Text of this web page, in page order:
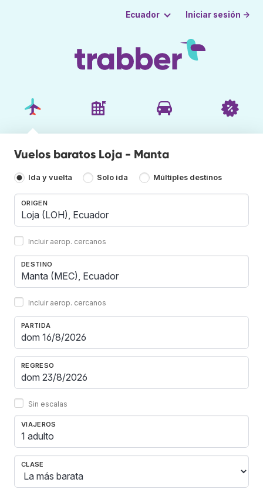
Ecuador Iniciar sesión →
Vuelos baratos Loja - Manta
Ida y vuelta Solo ida Múltiples destinos
ORIGEN
Incluir aerop. cercanos
DESTINO
Incluir aerop. cercanos
PARTIDA
REGRESO
Sin escalas
VIAJEROS
1 adulto
CLASE